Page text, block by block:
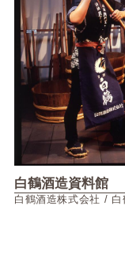
白鶴酒造資料館
白鶴酒造株式会社 / 白